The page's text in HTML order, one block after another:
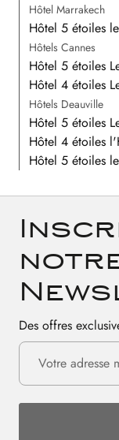
Hôtel Marrakech
Hôtel 5 étoiles
Hôtels Cannes
Hôtel 5 étoiles
Hôtel 4 étoiles
Hôtels Deauville
Hôtel 5 étoiles
Hôtel 4 étoiles
Hôtel 5 étoiles
Des offres